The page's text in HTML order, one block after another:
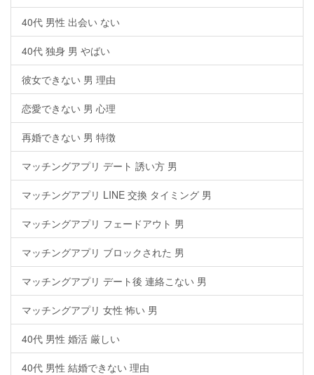
40代 男性 出会い ない
40代 独身 男 やばい
彼女できない 男 理由
恋愛できない 男 心理
再婚できない 男 特徴
マッチングアプリ デート 誘い方 男
マッチングアプリ LINE 交換 タイミング 男
マッチングアプリ フェードアウト 男
マッチングアプリ ブロックされた 男
マッチングアプリ デート後 連絡こない 男
マッチングアプリ 女性 怖い 男
40代 男性 婚活 厳しい
40代 男性 結婚できない 理由